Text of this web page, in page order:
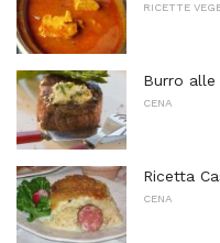
RICETTE
Burro
CENA
Ricetta
CENA